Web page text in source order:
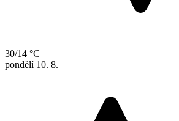
30/14 °C
pondělí 10. 8.